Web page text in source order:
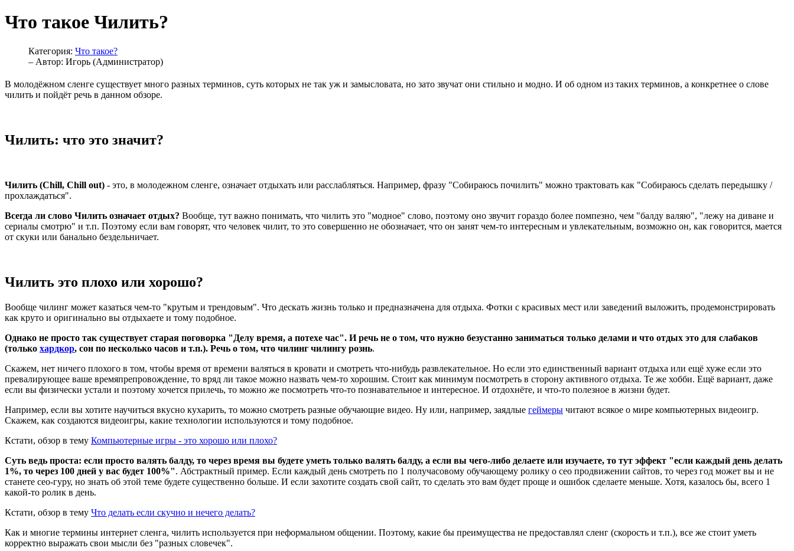
Что такое Чилить?
Категория: Что такое?
– Автор: Игорь (Администратор)
В молодёжном сленге существует много разных терминов, суть которых не так уж и замысловата, но зато звучат они стильно и модно. И об одном из таких терминов, а конкретнее о слове
чилить и пойдёт речь в данном обзоре.
Чилить: что это значит?
Чилить (Chill, Chill out) - это, в молодежном сленге, означает отдыхать или расслабляться. Например, фразу "Собираюсь почилить" можно трактовать как "Собираюсь сделать передышку /
прохлаждаться".
Всегда ли слово Чилить означает отдых? Вообще, тут важно понимать, что чилить это "модное" слово, поэтому оно звучит гораздо более помпезно, чем "балду валяю", "лежу на диване и
сериалы смотрю" и т.п. Поэтому если вам говорят, что человек чилит, то это совершенно не обозначает, что он занят чем-то интересным и увлекательным, возможно он, как говорится, мается
от скуки или банально бездельничает.
Чилить это плохо или хорошо?
Вообще чилинг может казаться чем-то "крутым и трендовым". Что дескать жизнь только и предназначена для отдыха. Фотки с красивых мест или заведений выложить, продемонстрировать
как круто и оригинально вы отдыхаете и тому подобное.
Однако не просто так существует старая поговорка "Делу время, а потехе час". И речь не о том, что нужно безустанно заниматься только делами и что отдых это для слабаков
(только хардкор, сон по несколько часов и т.п.). Речь о том, что чилинг чилингу рознь.
Скажем, нет ничего плохого в том, чтобы время от времени валяться в кровати и смотреть что-нибудь развлекательное. Но если это единственный вариант отдыха или ещё хуже если это
превалирующее ваше времяпрепровождение, то вряд ли такое можно назвать чем-то хорошим. Стоит как минимум посмотреть в сторону активного отдыха. Те же хобби. Ещё вариант, даже
если вы физически устали и поэтому хочется прилечь, то можно же посмотреть что-то познавательное и интересное. И отдохнёте, и что-то полезное в жизни будет.
Например, если вы хотите научиться вкусно кухарить, то можно смотреть разные обучающие видео. Ну или, например, заядлые геймеры читают всякое о мире компьютерных видеоигр.
Скажем, как создаются видеоигры, какие технологии используются и тому подобное.
Кстати, обзор в тему Компьютерные игры - это хорошо или плохо?
Суть ведь проста: если просто валять балду, то через время вы будете уметь только валять балду, а если вы чего-либо делаете или изучаете, то тут эффект "если каждый день делать
1%, то через 100 дней у вас будет 100%". Абстрактный пример. Если каждый день смотреть по 1 получасовому обучающему ролику о сео продвижении сайтов, то через год может вы и не
станете сео-гуру, но знать об этой теме будете существенно больше. И если захотите создать свой сайт, то сделать это вам будет проще и ошибок сделаете меньше. Хотя, казалось бы, всего 1
какой-то ролик в день.
Кстати, обзор в тему Что делать если скучно и нечего делать?
Как и многие термины интернет сленга, чилить используется при неформальном общении. Поэтому, какие бы преимущества не предоставлял сленг (скорость и т.п.), все же стоит уметь
корректно выражать свои мысли без "разных словечек".